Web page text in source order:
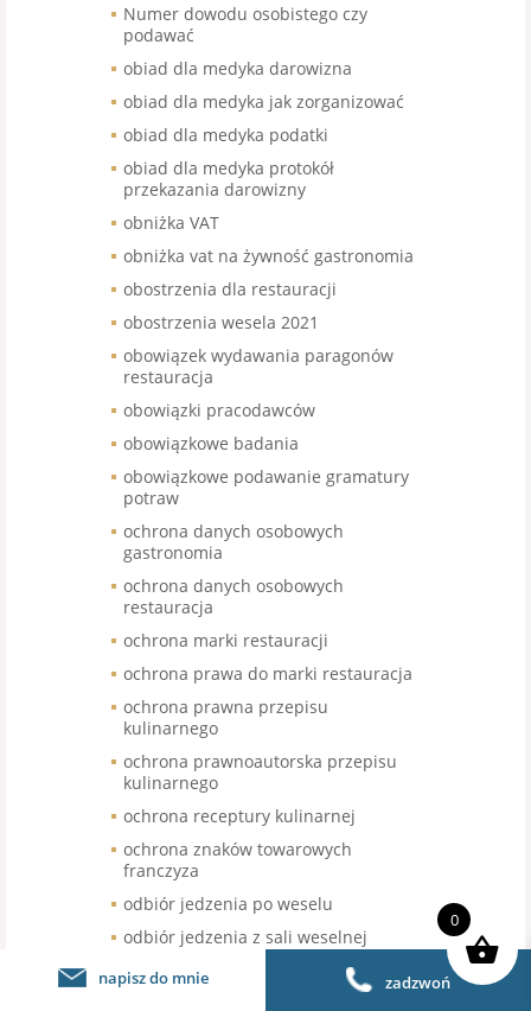
Numer dowodu osobistego czy
podawać
obiad dla medyka darowizna
obiad dla medyka jak zorganizować
obiad dla medyka podatki
obiad dla medyka protokół
przekazania darowizny
obniżka VAT
obniżka vat na żywność gastronomia
obostrzenia dla restauracji
obostrzenia wesela 2021
obowiązek wydawania paragonów
restauracja
obowiązki pracodawców
obowiązkowe badania
obowiązkowe podawanie gramatury
potraw
ochrona danych osobowych
gastronomia
ochrona danych osobowych
restauracja
ochrona marki restauracji
ochrona prawa do marki restauracja
ochrona prawna przepisu
kulinarnego
ochrona prawnoautorska przepisu
kulinarnego
ochrona receptury kulinarnej
ochrona znaków towarowych
franczyza
odbiór jedzenia po weselu
odbiór jedzenia z sali weselnej
odbiór nieskonsumowanego jedzenia
po weselu
napisz do mnie zadzwoń
0